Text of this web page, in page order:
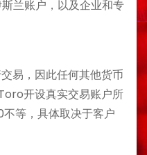
兰账户，以及企业和专
易，因此任何其他货币
开设真实交易账户所
等，具体取决于客户